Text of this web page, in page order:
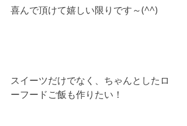
喜んで頂けて嬉しい限りです～(^^)
スイーツだけでなく、ちゃんとしたロ
ーフードご飯も作りたい！